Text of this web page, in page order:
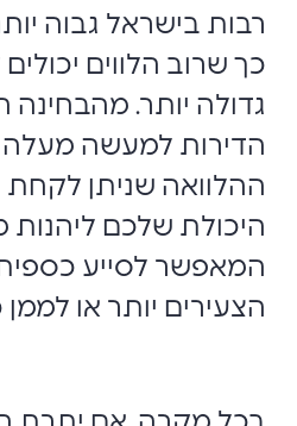
רבות בישראל גבוה
כך שרוב הלווים
גדולה יותר. מהבחינה
הדירות למעשה
ההלוואה שניתן לקחת
היכולת שלכם ליהנות
המאפשר לסייע
הצעירים יותר או